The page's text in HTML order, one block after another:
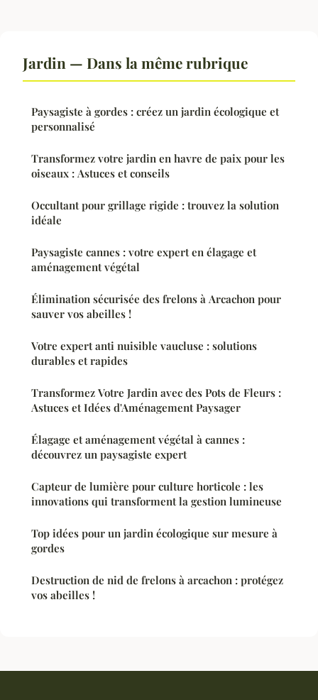
Jardin — Dans la même rubrique
Paysagiste à gordes : créez un jardin écologique et
personnalisé
Transformez votre jardin en havre de paix pour les
oiseaux : Astuces et conseils
Occultant pour grillage rigide : trouvez la solution
idéale
Paysagiste cannes : votre expert en élagage et
aménagement végétal
Élimination sécurisée des frelons à Arcachon pour
sauver vos abeilles !
Votre expert anti nuisible vaucluse : solutions
durables et rapides
Transformez Votre Jardin avec des Pots de Fleurs :
Astuces et Idées d'Aménagement Paysager
Élagage et aménagement végétal à cannes :
découvrez un paysagiste expert
Capteur de lumière pour culture horticole : les
innovations qui transforment la gestion lumineuse
Top idées pour un jardin écologique sur mesure à
gordes
Destruction de nid de frelons à arcachon : protégez
vos abeilles !